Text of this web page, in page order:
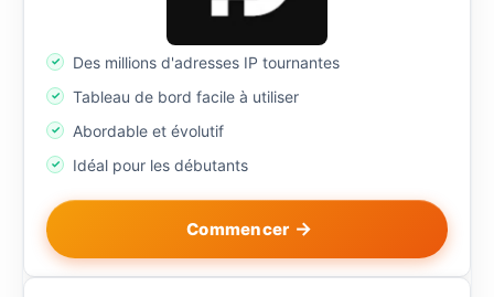
Des millions d'adresses IP tournantes
Tableau de bord facile à utiliser
Abordable et évolutif
Idéal pour les débutants
Commencer